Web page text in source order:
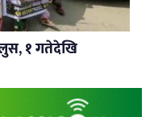
१ गतेदेखि